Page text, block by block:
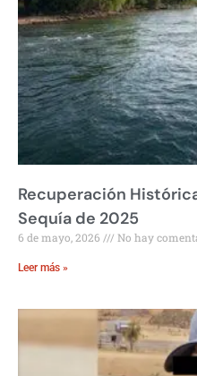
Recuperación
Sequía de 2025
6 de mayo, 2026 No hay
Leer más »